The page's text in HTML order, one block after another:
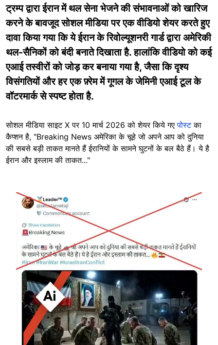
ट्रम्प द्वारा ईरान में थल सेना भेजने की संभावनाओं को खारिज
करने के बावजूद सोशल मीडिया पर एक वीडियो शेयर करते हुए
दावा किया गया कि ये ईरान के रिवोल्यूशनरी गार्ड द्वारा अमेरिकी
थल-सैनिकों को बंदी बनाते दिखाता है. हालांकि वीडियो को कई
एआई तस्वीरों को जोड़ कर बनाया गया है, जैसा कि दृश्य
विसंगतियों और हर एक फ़्रेम में गूगल के जेमिनी एआई टूल के
वॉटरमार्क से स्पष्ट होता है.
सोशल मीडिया साइट X पर 10 मार्च 2026 को शेयर किये गएपोस्टका
कैप्शन है, "Breaking News अमेरिका के चूहे जो अपने आप को दुनिया
की सबसे बड़ी ताकत मानते हैं ईरानियों के सामने घुटनों के बल बैठे हैं। ये है
ईरान और इस्लाम की ताकत..."
Image